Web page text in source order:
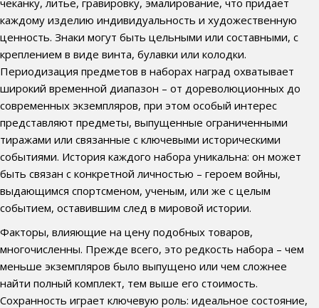
каждому изделию индивидуальность и художественную
ценность. Знаки могут быть цельными или составными, с
креплением в виде винта, булавки или колодки.
Периодизация предметов в наборах наград охватывает
широкий временной диапазон – от дореволюционных до
современных экземпляров, при этом особый интерес
представляют предметы, выпущенные ограниченными
тиражами или связанные с ключевыми историческими
событиями. История каждого набора уникальна: он может
быть связан с конкретной личностью – героем войны,
выдающимся спортсменом, ученым, или же с целым
событием, оставившим след в мировой истории.
Факторы, влияющие на цену подобных товаров,
многочисленны. Прежде всего, это редкость набора – чем
меньше экземпляров было выпущено или чем сложнее
найти полный комплект, тем выше его стоимость.
Сохранность играет ключевую роль: идеальное состояние,